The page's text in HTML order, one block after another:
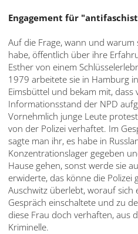
Engagement für
Auf die Frage, wann und
habe, öffentlich über ihre
Esther von einem
1979 arbeitete sie in Hamburg
Eimsbüttel und bekam mit, dass
Informationsstand der NPD
Vornehmlich junge Leute
von der Polizei verhaftet. Im
sagte man ihr, es habe in
Konzentrationslager gegeben
Hause gehen, sonst werde sie
erwiderte, das könne die Polizei
Auschwitz überlebt, worauf sich
Gespräch einschaltete und zu
diese Frau doch verhaften, aus
Kriminelle.